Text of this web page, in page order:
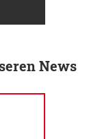
News